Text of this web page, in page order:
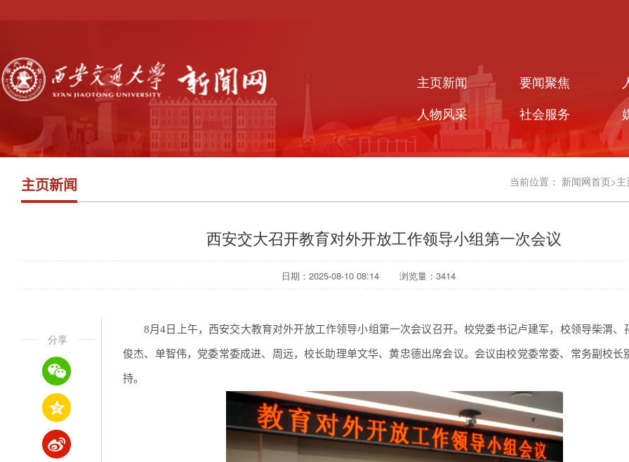
主页新闻 要闻聚焦
人物风采
社会服务
当前位置： 新闻网首页>
主页新闻
分享
西安交大召开教育对外开放工作领导小组第一次会议
日期：2025-08-10 08:14 浏览量： 3414
8月4日上午，西安交大教育对外开放工作领导小组第一次会议召开。校党委书记卢建军，校领导柴渭、
俊杰、单智伟，党委常委成进、周远，校长助理单文华、黄忠德出席会议。会议由校党委常委、常务副校长
持。